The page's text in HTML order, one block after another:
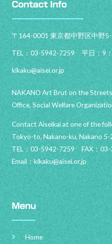
Contact Info
〒164-0001 東京都中野区中野
TEL：03-5942-7259 平日：9
kikaku@aisei.or.jp
NAKANO Art Brut on the
Office, Social Welfare
Contact Aiseikai at one of the
Tokyo-to, Nakano-ku, Nakano 5-
TEL：03-5942-7259 FAX：
Email： kikaku@aisei.or.jp
Menu
Home